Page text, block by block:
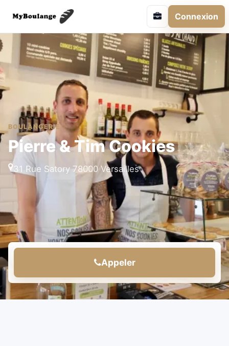
Connexion
BOULANGERIE
Pierre & Tim Cookies
31 Rue Satory 78000 Versailles
Appeler